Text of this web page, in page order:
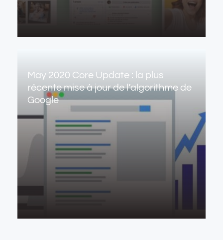
May 2020 Core Update : la plus
récente mise à jour de l’algorithme de
Google